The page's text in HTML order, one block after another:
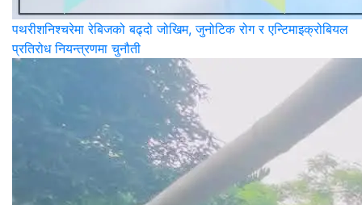
पथरीशनिश्‍चरेमा रेबिजको बढ्दो जोखिम, जुनोटिक रोग र एन्टिमाइक्रोबियल
प्रतिरोध नियन्त्रणमा चुनौती